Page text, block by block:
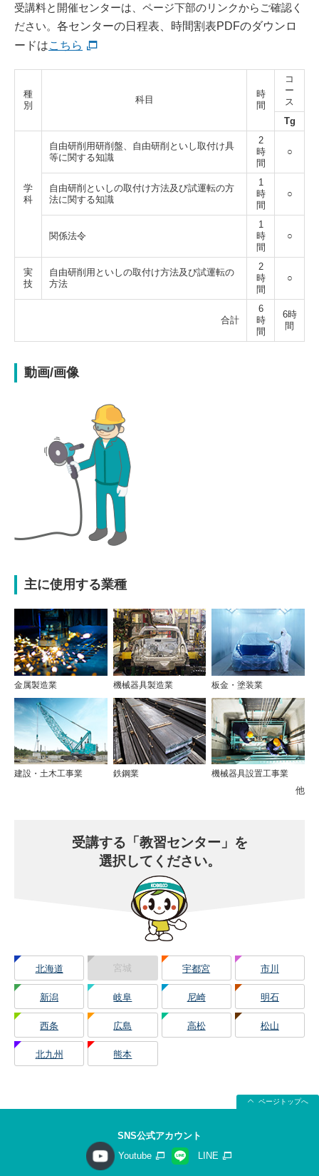
受講料と開催センターは、ページ下部のリンクからご確認く
ださい。 各センターの日程表、時間割表PDFのダウンロ
ードはこちら
種
別
科目
時
間
コ
ー
ス
Tg
学
科
自由研削用研削盤、自由研削といし取付け具
等に関する知識
2
時
間
○
自由研削といしの取付け方法及び試運転の方
法に関する知識
1
時
間
○
関係法令
1
時
間
○
実
技
自由研削用といしの取付け方法及び試運転の
方法
2
時
間
○
合計
6
時
間
6時
間
動画/画像
主に使用する業種
金属製造業 機械器具製造業 板金・塗装業
建設・土木工事業 鉄鋼業 機械器具設置工事業
他
受講する 「教習センター」を
選択してください。
北海道 宮城 宇都宮 市川
新潟 岐阜 尼崎 明石
西条 広島 高松 松山
北九州 熊本
ページトップへ
SNS公式アカウント
Youtube
LINE